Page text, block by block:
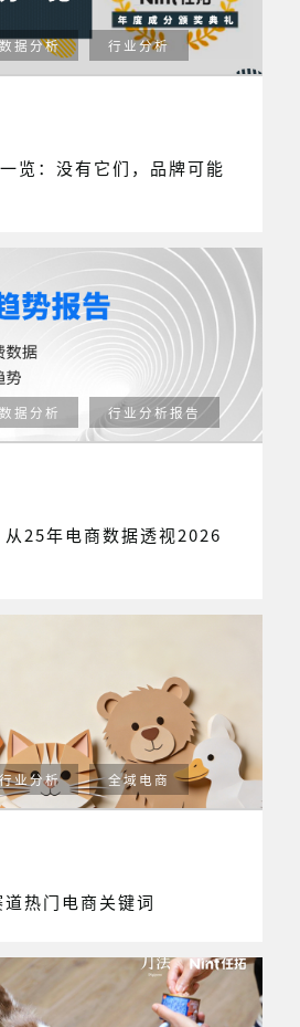
据分析 行业分析
览：没有它们，品牌可能
数据分析 行业分析报告
25年电商数据透视2026
行业分析 全域电商
热门电商关键词